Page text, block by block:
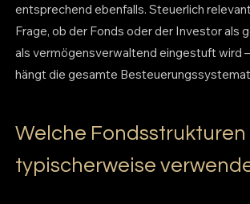
entsprechend ebenfalls. Steuerlich
Frage, ob der Fonds oder der Investor als
als vermögensverwaltend eingestuft wird
hängt die gesamte
Welche Fondsstrukturen
typischerweise